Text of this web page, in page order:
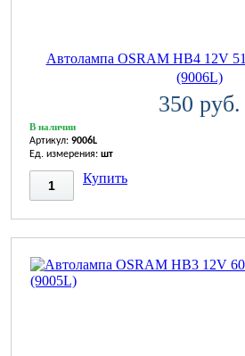
Автолампа OSRAM НВ4 12V
(9006L)
350 руб.
В наличии
Артикул: 9006L
Ед. измерения: шт
Купить